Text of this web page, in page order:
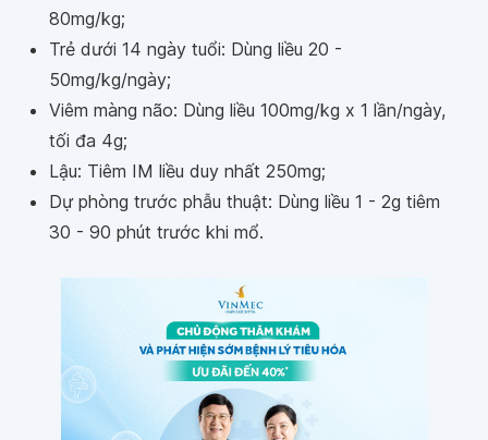
80mg/kg;
Trẻ dưới 14 ngày tuổi: Dùng liều 20 -
50mg/kg/ngày;
Viêm màng não: Dùng liều 100mg/kg x 1 lần/ngày,
tối đa 4g;
Lậu: Tiêm IM liều duy nhất 250mg;
Dự phòng trước phẫu thuật: Dùng liều 1 - 2g tiêm
30 - 90 phút trước khi mổ.